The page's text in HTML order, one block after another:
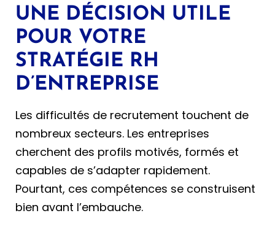
UNE DÉCISION UTILE
POUR VOTRE
STRATÉGIE RH
D’ENTREPRISE
Les difficultés de recrutement touchent de
nombreux secteurs. Les entreprises
cherchent des profils motivés, formés et
capables de s’adapter rapidement.
Pourtant, ces compétences se construisent
bien avant l’embauche.